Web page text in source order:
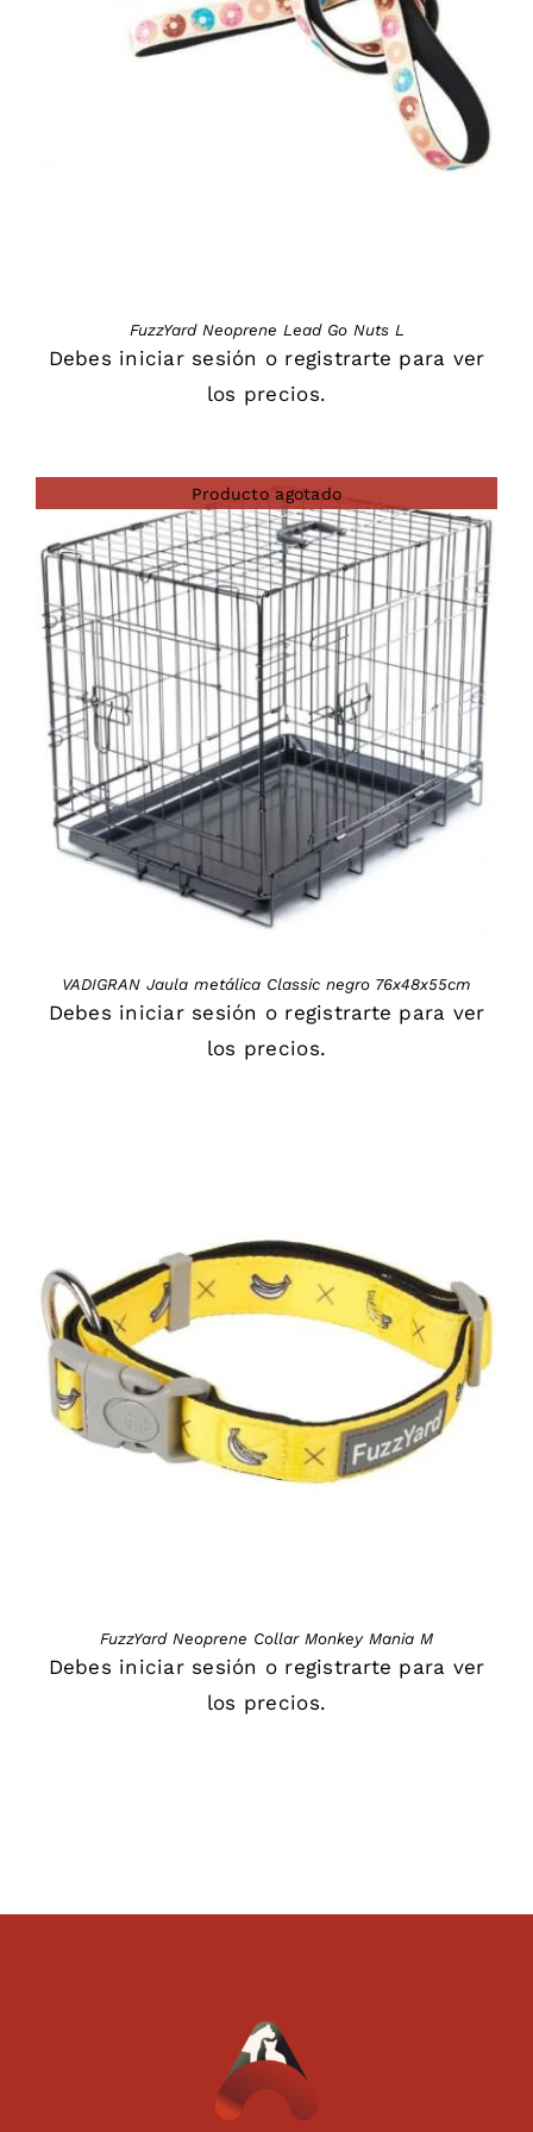
FuzzYard Neoprene Lead Go Nuts L
Debes iniciar sesión o registrarte para ver
los precios.
Producto agotado
DETAILS
VADIGRAN Jaula metálica Classic negro 76x48x55cm
Debes iniciar sesión o registrarte para ver
los precios.
FuzzYard Neoprene Collar Monkey Mania M
Debes iniciar sesión o registrarte para ver
los precios.